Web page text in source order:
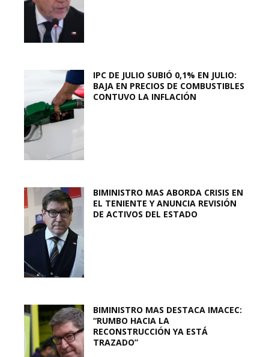
IPC DE JULIO SUBIÓ 0,1% EN JULIO:
BAJA EN PRECIOS DE COMBUSTIBLES
CONTUVO LA INFLACIÓN
BIMINISTRO MAS ABORDA CRISIS EN
EL TENIENTE Y ANUNCIA REVISIÓN
DE ACTIVOS DEL ESTADO
BIMINISTRO MAS DESTACA IMACEC:
“RUMBO HACIA LA
RECONSTRUCCIÓN YA ESTÁ
TRAZADO”